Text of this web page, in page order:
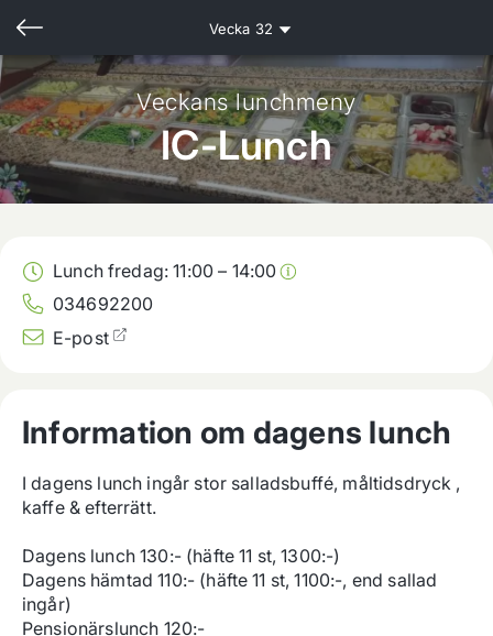
Vecka 32
Veckans lunchmeny
IC-Lunch
Lunch fredag:11:00 – 14:00
034692200
E-post
Information om dagens lunch
I dagens lunch ingår stor salladsbuffé, måltidsdryck ,
kaffe & efterrätt.
Dagens lunch 130:- (häfte 11 st, 1300:-)
Dagens hämtad 110:- (häfte 11 st, 1100:-, end sallad
ingår)
Pensionärslunch 120:-